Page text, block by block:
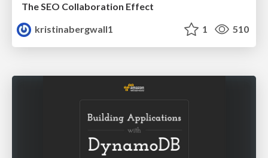
The SEO Collaboration Effect
kristinabergwall1
1 510